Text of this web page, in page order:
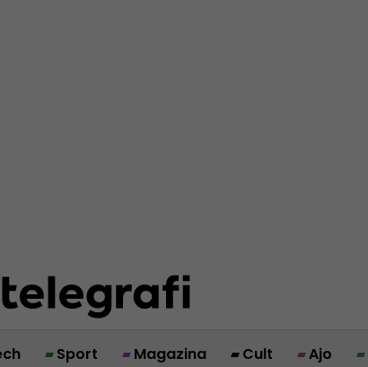
Sport Magazina Cult Ajo